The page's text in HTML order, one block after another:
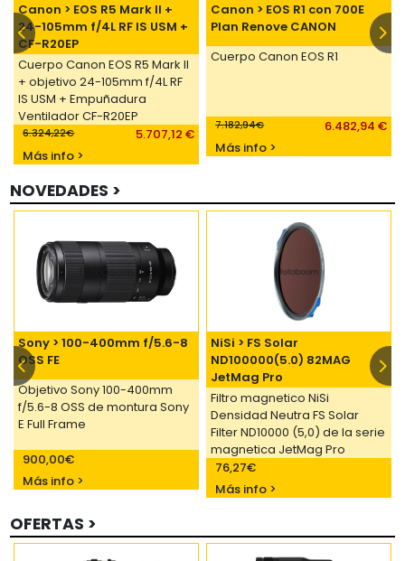
Canon > EOS R5 Mark II +
24-105mm f/4L RF IS USM +
CF-R20EP
Cuerpo Canon EOS R5 Mark II
+ objetivo 24-105mm f/4L RF
IS USM + Empuñadura
Ventilador CF-R20EP
Más info >
6.324,22€ 5.707,12 €
Canon > EOS R1 con 700E
Plan Renove CANON
Cuerpo Canon EOS R1
Más info >
7.182,94€ 6.482,94 €
NOVEDADES >
Sony > 100-400mm f/5.6-8
OSS FE
Objetivo Sony 100-400mm
f/5.6-8 OSS de montura Sony
E Full Frame
Más info >
900,00€
NiSi > FS Solar
ND100000(5.0) 82MAG
JetMag Pro
Filtro magnetico NiSi
Densidad Neutra FS Solar
Filter ND10000 (5,0) de la serie
magnetica JetMag Pro
82MAG
Más info >
76,27€
OFERTAS >